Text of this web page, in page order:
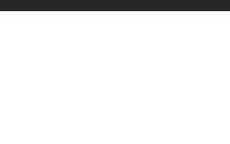
sintomas,